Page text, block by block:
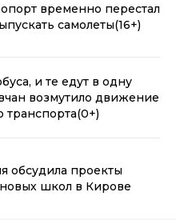
временно перестал
самолеты(16+)
и те едут в одну
возмутило движение
транспорта(0+)
обсудила проекты
новых школ в Кирове